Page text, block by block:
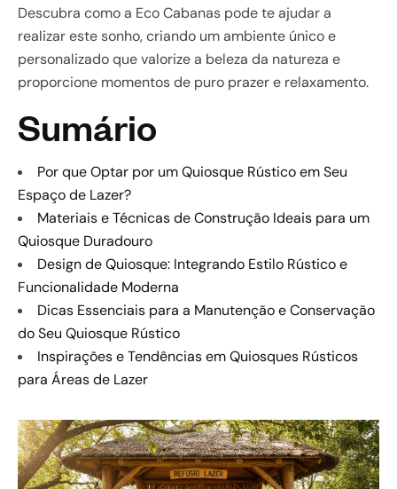
Descubra como a Eco Cabanas pode te ajudar a
realizar este sonho, criando um ambiente único e
personalizado que valorize a beleza da natureza e
proporcione momentos de puro prazer e relaxamento.
Sumário
Por que Optar por um Quiosque Rústico em Seu
Espaço de Lazer?
Materiais e Técnicas de Construção Ideais para um
Quiosque Duradouro
Design de Quiosque: Integrando Estilo Rústico e
Funcionalidade Moderna
Dicas Essenciais para a Manutenção e Conservação
do Seu Quiosque Rústico
Inspirações e Tendências em Quiosques Rústicos
para Áreas de Lazer